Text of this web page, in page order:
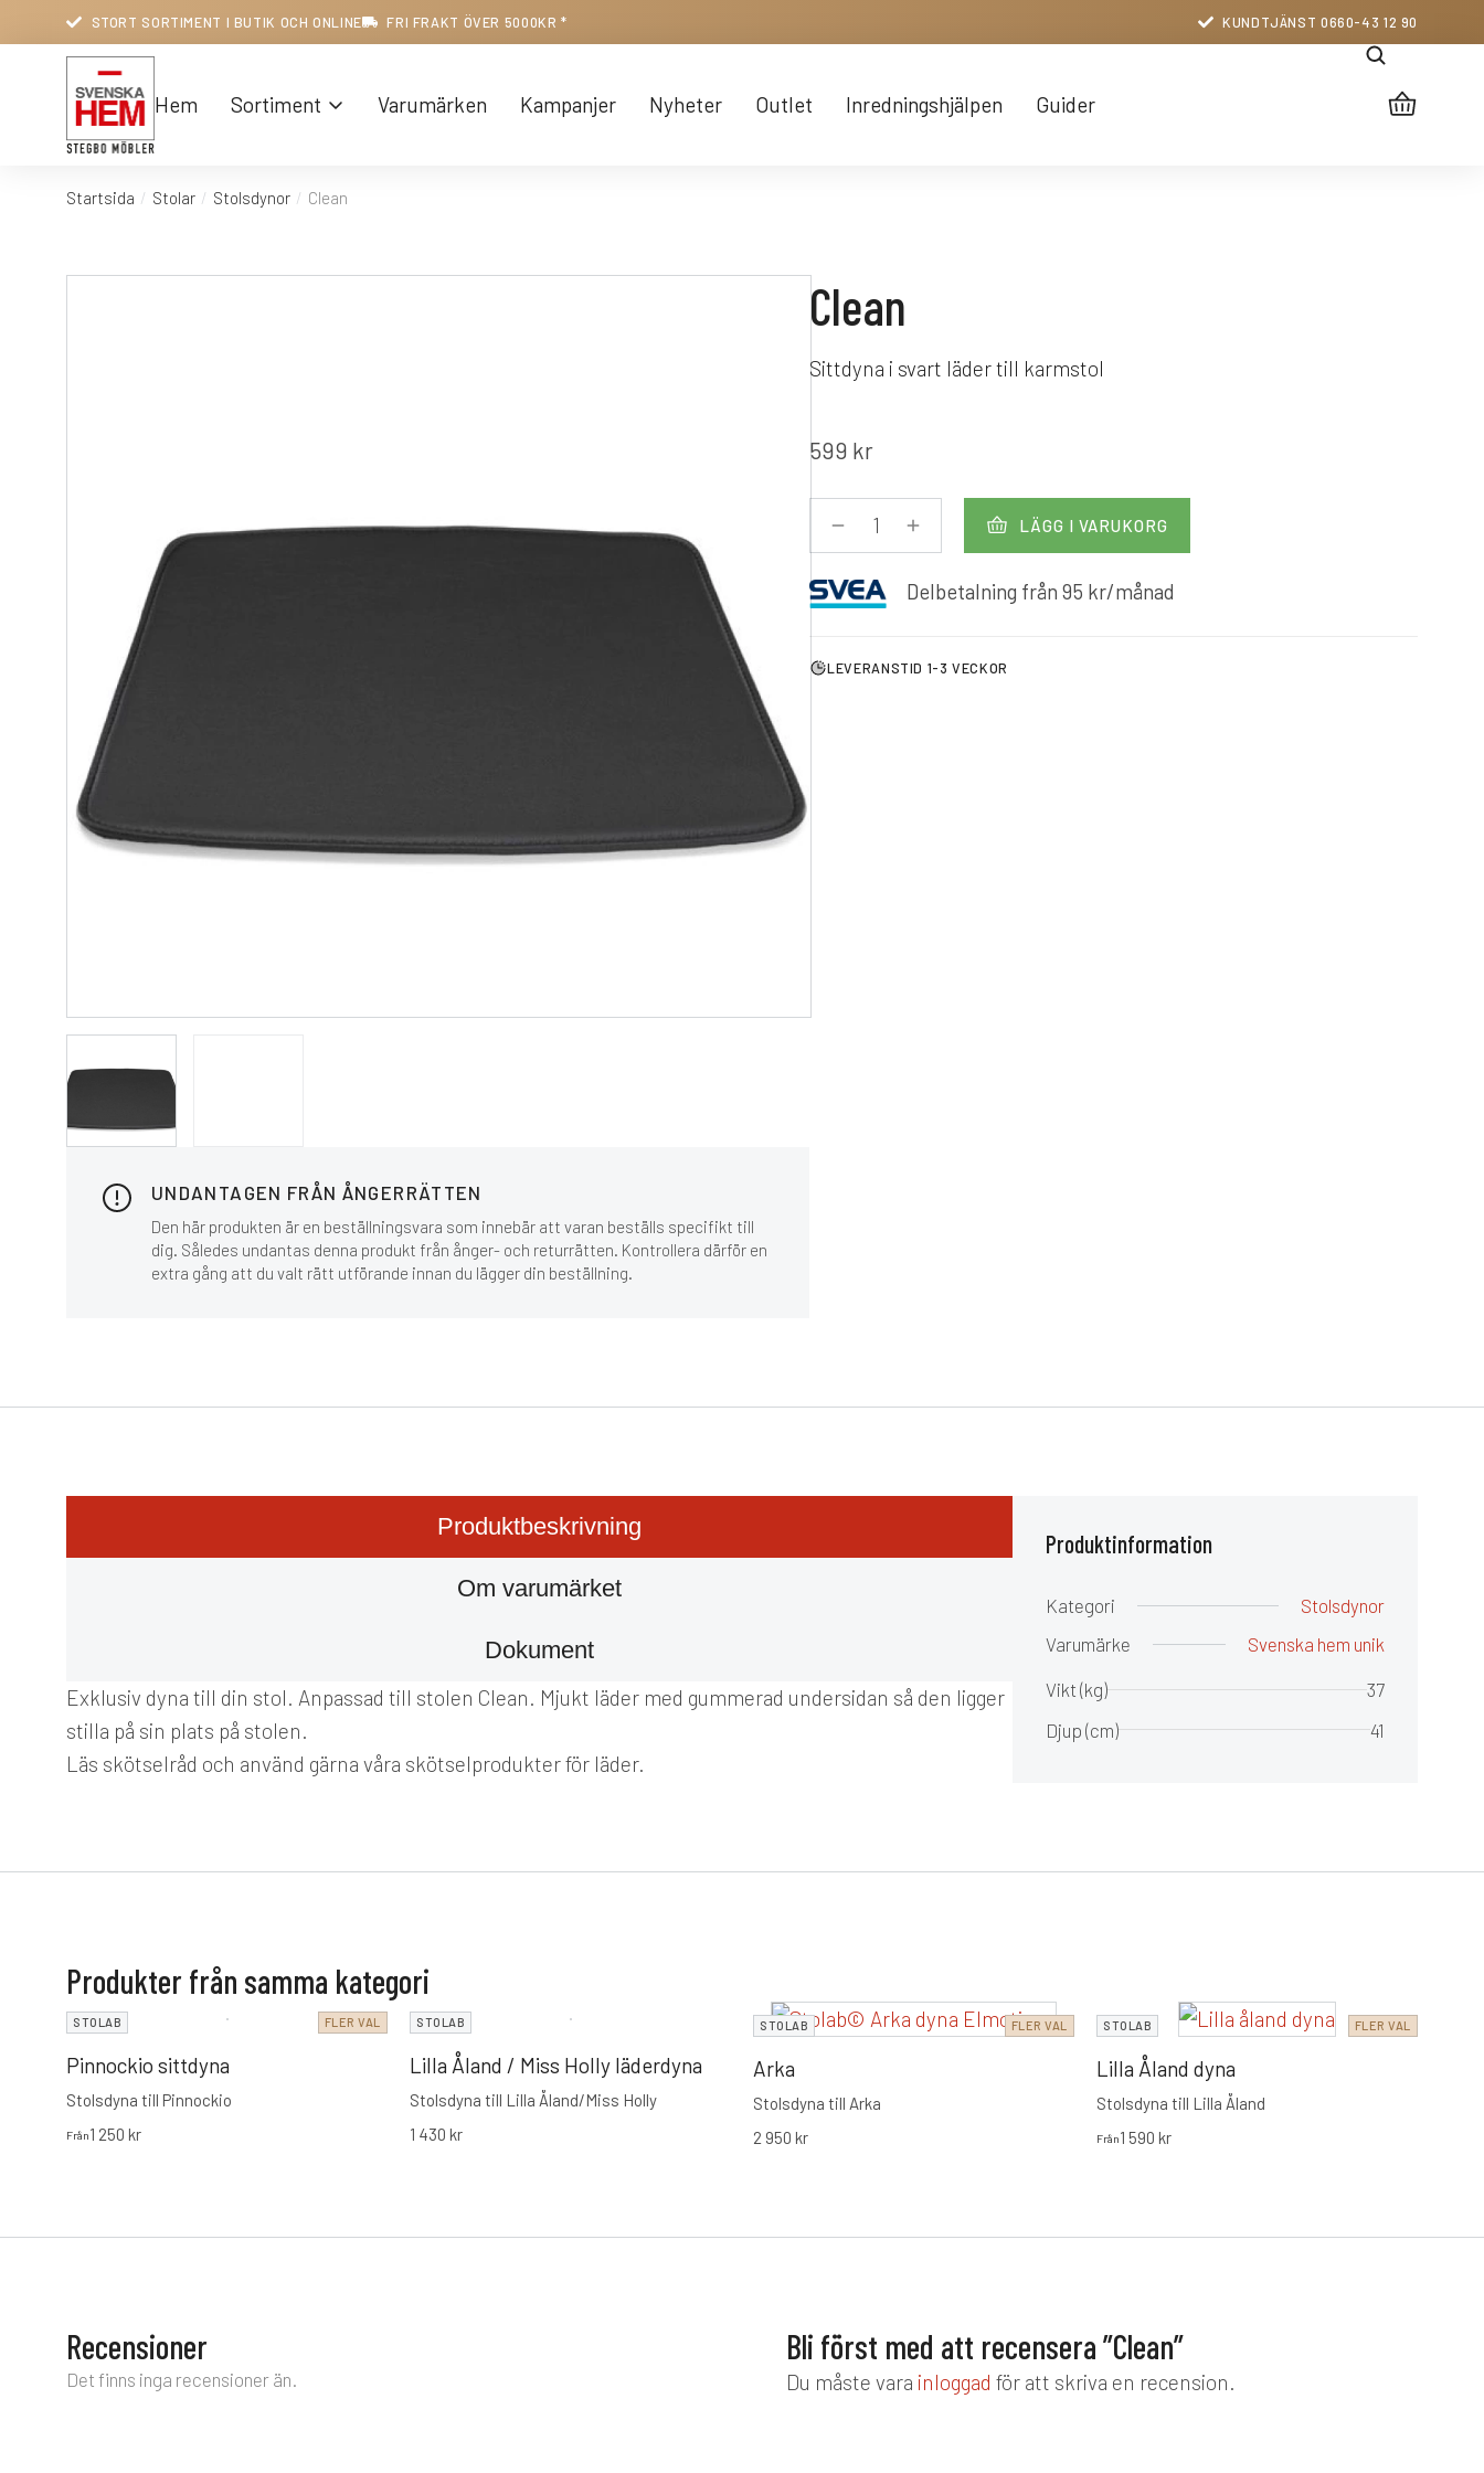
STORT SORTIMENT I BUTIK OCH ONLINE FRI FRAKT ÖVER 5000KR * KUNDTJÄNST 0660-43 12 90
Hem Sortiment Varumärken Kampanjer Nyheter Outlet Inredningshjälpen Guider
Du är här:
Startsida Stolar Stolsdynor Clean
UNDANTAGEN FRÅN ÅNGERRÄTTEN
Den här produkten är en beställningsvara som innebär att varan beställs specifikt till
dig. Således undantas denna produkt från ånger- och returrätten. Kontrollera därför en
extra gång att du valt rätt utförande innan du lägger din beställning.
Clean
Sittdyna i svart läder till karmstol
599 kr
LÄGG I VARUKORG
Delbetalning från95 kr/månad
LEVERANSTID 1-3 VECKOR
Produktbeskrivning
Om varumärket
Dokument
Exklusiv dyna till din stol. Anpassad till stolen Clean. Mjukt läder med gummerad undersidan så den ligger
stilla på sin plats på stolen.
Läs skötselråd och använd gärna våra skötselprodukter för läder.
Produktinformation
Kategori
Stolsdynor
Varumärke
Svenska hem unik
Vikt (kg)
37
Djup (cm)
41
Produkter från samma kategori
STOLAB FLER VAL
Pinnockio sittdyna
Stolsdyna till Pinnockio
Från1 250 kr
STOLAB
Lilla Åland / Miss Holly läderdyna
Stolsdyna till Lilla Åland/Miss Holly
1 430 kr
STOLAB FLER VAL
Arka
Stolsdyna till Arka
2 950 kr
STOLAB FLER VAL
Lilla Åland dyna
Stolsdyna till Lilla Åland
Från1 590 kr
Recensioner
Det finns inga recensioner än.
Bli först med att recensera ”Clean”
Du måste vara inloggad för att skriva en recension.